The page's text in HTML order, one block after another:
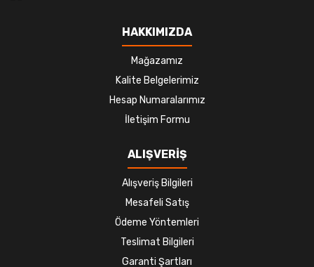
HAKKIMIZDA
Mağazamız
Kalite Belgelerimiz
Hesap Numaralarımız
İletişim Formu
ALIŞVERİŞ
Alışveriş Bilgileri
Mesafeli Satış
Ödeme Yöntemleri
Teslimat Bilgileri
Garanti Şartları